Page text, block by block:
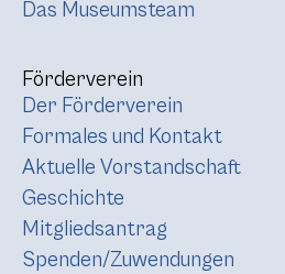
Das Museumsteam
Förderverein
Der Förderverein
Formales und Kontakt
Aktuelle Vorstandschaft
Geschichte
Mitgliedsantrag
Spenden/Zuwendungen